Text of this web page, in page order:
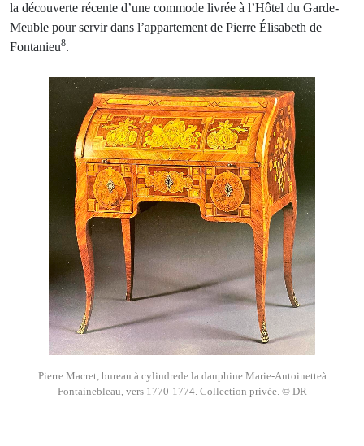
la découverte récente d’une commode livrée à l’Hôtel du Garde-
Meuble pour servir dans l’appartement de Pierre Élisabeth de
Fontanieu8.
Pierre Macret, bureau à cylindrede la dauphine Marie-Antoinetteà
Fontainebleau, vers 1770-1774. Collection privée. © DR